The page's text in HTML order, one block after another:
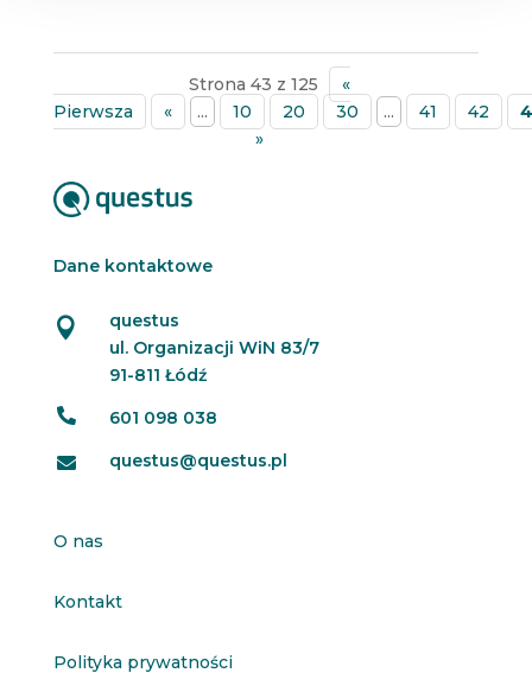
Strona 43 z 125
«
Pierwsza
« ... 10 20 30 ... 41 42
»
Dane kontaktowe

questus
ul. Organizacji WiN 83/7
91-811 Łódź
 601 098 038
 questus@questus.pl
O nas
Kontakt
Polityka prywatności